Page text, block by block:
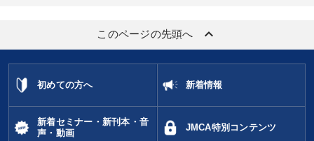
このページの先頭へ keyboard_arrow_up
初めての方へ 新着情報
新着セミナー・新刊本・音
声・動画
JMCA特別コンテンツ